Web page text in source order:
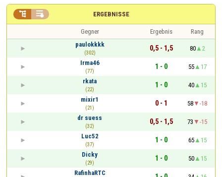
ERGEBNISSE
 
Gegner Ergebnis
Rang
paulokkkk
(302)
0,5 - 1,5 80
2
Irma46
(77)
1 - 0 55
17
rkata
(22)
1 - 0 40
15
mixir1
(21)
0 - 1 58
-18
dr suess
(32)
0,5 - 1,5 73
-15
Luc52
(37)
1 - 0 65
15
Dicky
(29)
1 - 0 50
15
RafinhaRTC